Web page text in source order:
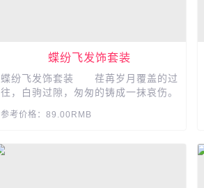
蝶纷飞发饰套装
蝶纷飞发饰套装 荏苒岁月覆盖的过
往，白驹过隙，匆匆的铸成一抹哀伤。
为空白。...
参考价格：89.00RMB